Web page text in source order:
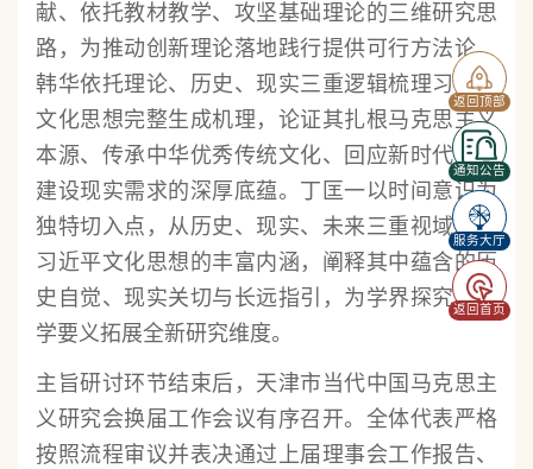
返回顶部
通知公告
服务大厅
返回首页
献、依托教材教学、攻坚基础理论的三维研究思
路，为推动创新理论落地践行提供可行方法论。
韩华依托理论、历史、现实三重逻辑梳理习近平
文化思想完整生成机理，论证其扎根马克思主义
本源、传承中华优秀传统文化、回应新时代文化
建设现实需求的深厚底蕴。丁匡一以时间意识为
独特切入点，从历史、现实、未来三重视域挖掘
习近平文化思想的丰富内涵，阐释其中蕴含的历
史自觉、现实关切与长远指引，为学界探究其哲
学要义拓展全新研究维度。
主旨研讨环节结束后，天津市当代中国马克思主
义研究会换届工作会议有序召开。全体代表严格
按照流程审议并表决通过上届理事会工作报告、